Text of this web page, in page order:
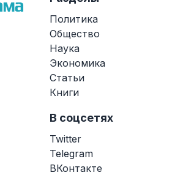
Политика
Общество
Наука
Экономика
Статьи
Книги
В соцсетях
Twitter
Telegram
ВКонтакте